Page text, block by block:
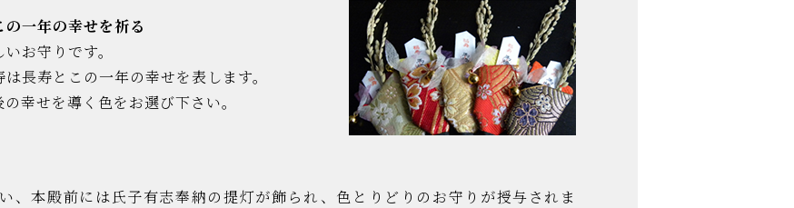
一年の幸せを祈る
お守りです。
長寿とこの一年の幸せを表します。
幸せを導く色をお選び下さい。
、本殿前には氏子有志奉納の提灯が飾られ、色とりどりのお守りが授与されま